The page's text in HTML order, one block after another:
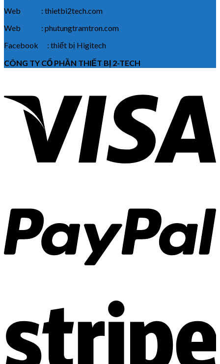
Web : thietbi2tech.com
Web : phutungtramtron.com
Facebook : thiết bị Higitech
CÔNG TY CỔ PHẦN THIẾT BỊ 2-TECH